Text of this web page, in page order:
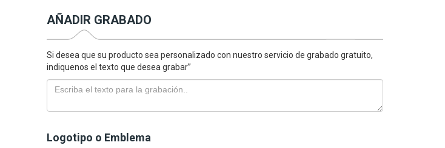
AÑADIR GRABADO
Si desea que su producto sea personalizado con nuestro servicio de grabado gratuito,
indiquenos el texto que desea grabar”
Logotipo o Emblema